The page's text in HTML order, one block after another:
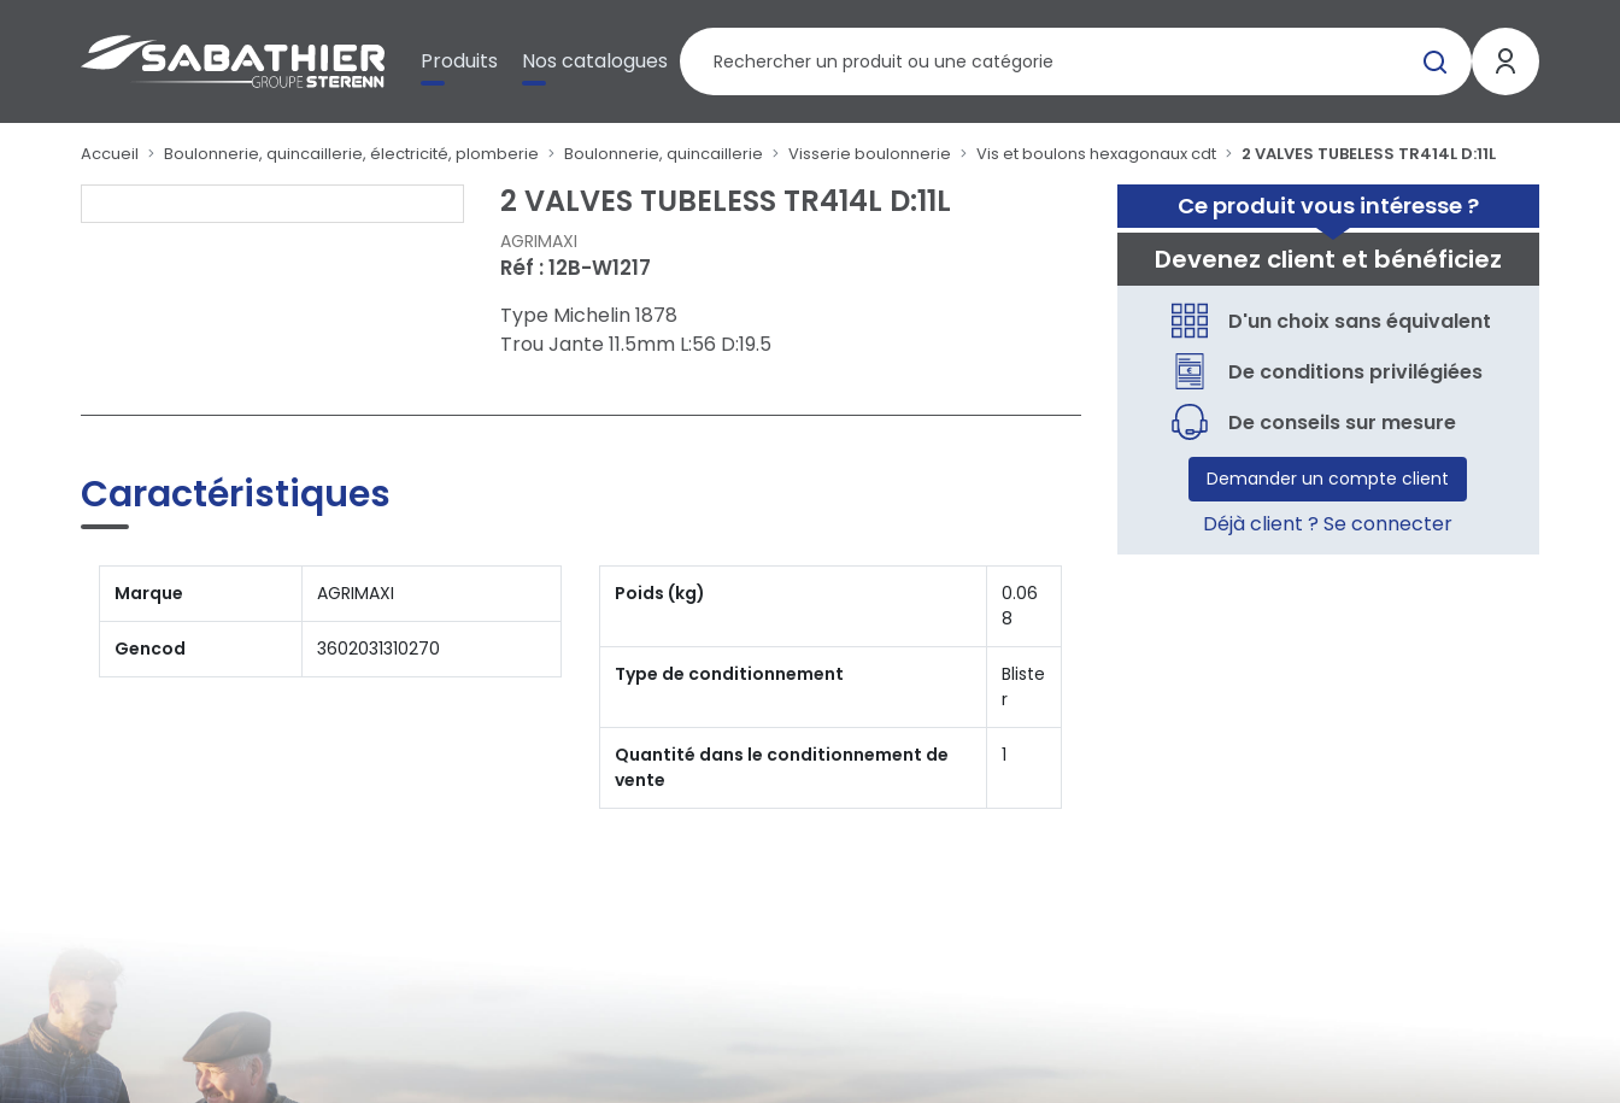
Produits Nos catalogues
Accueil Boulonnerie, quincaillerie, électricité, plomberie Boulonnerie, quincaillerie Visserie boulonnerie Vis et boulons hexagonaux cdt 2 VALVES TUBELESS TR414L D:11L
Ce produit vous intéresse ?
Devenez client et bénéficiez
D'un choix sans équivalent
De conditions privilégiées
De conseils sur mesure
Demander un compte client
Déjà client ? Se connecter
2 VALVES TUBELESS TR414L D:11L
AGRIMAXI
Réf : 12B-W1217
Type Michelin 1878
Trou Jante 11.5mm L:56 D:19.5
Caractéristiques
Marque AGRIMAXI
Gencod 3602031310270
Poids (kg)
0.06
8
Type de conditionnement
Bliste
r
Quantité dans le conditionnement de
vente
1